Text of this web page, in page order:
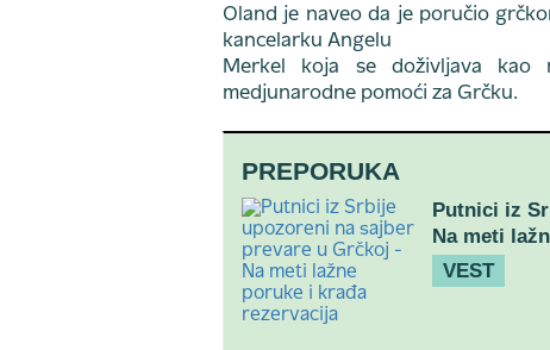
Oland je naveo da je poručio
kancelarku Angelu
Merkel koja se doživljava kao
medjunarodne pomoći za Grčku.
PREPORUKA
Putnici iz
Na meti
VEST